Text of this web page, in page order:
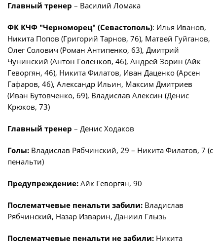
Главный тренер – Василий Ломака
ФК КЧФ "Черноморец" (Севастополь): Илья Иванов,
Никита Попов (Григорий Тарнов, 76), Матвей Гуйганов,
Олег Солович (Роман Антипенко, 63), Дмитрий
Чунинский (Антон Голенков, 46), Андрей Зорин (Айк
Геворгян, 46), Никита Филатов, Иван Даценко (Арсен
Гафаров, 46), Александр Ильин, Максим Дмитриев
(Иван Бутовченко, 69), Владислав Алексин (Денис
Крюков, 73)
Главный тренер – Денис Ходаков
Голы: Владислав Рябчинский, 29 – Никита Филатов, 7 (с
пенальти)
Предупреждение:Айк Геворгян, 90
Послематчевые пенальти забили: Владислав
Рябчинский, Назар Изварин, Даниил Глызь
Послематчевые пенальти не забили: Никита